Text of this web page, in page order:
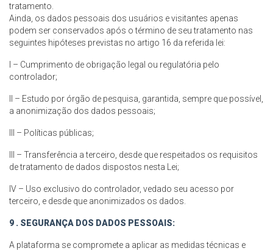
tratamento.
Ainda, os dados pessoais dos usuários e visitantes apenas
podem ser conservados após o término de seu tratamento nas
seguintes hipóteses previstas no artigo 16 da referida lei:
I – Cumprimento de obrigação legal ou regulatória pelo
controlador;
II – Estudo por órgão de pesquisa, garantida, sempre que possível,
a anonimização dos dados pessoais;
III – Políticas públicas;
III – Transferência a terceiro, desde que respeitados os requisitos
de tratamento de dados dispostos nesta Lei;
IV – Uso exclusivo do controlador, vedado seu acesso por
terceiro, e desde que anonimizados os dados.
9 . SEGURANÇA DOS DADOS PESSOAIS:
A plataforma se compromete a aplicar as medidas técnicas e